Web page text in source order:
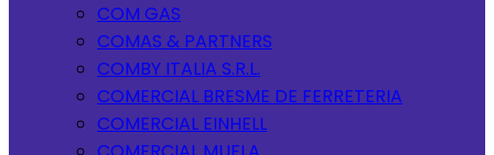
COM GAS
COMAS & PARTNERS
COMBY ITALIA S.R.L.
COMERCIAL BRESME DE FERRETERIA
COMERCIAL EINHELL